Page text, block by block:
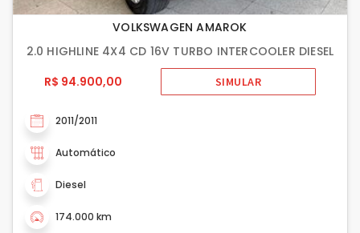
VOLKSWAGEN AMAROK
2.0 HIGHLINE 4X4 CD 16V TURBO INTERCOOLER DIESEL
R$ 94.900,00
SIMULAR
2011/2011
Automático
Diesel
174.000 km